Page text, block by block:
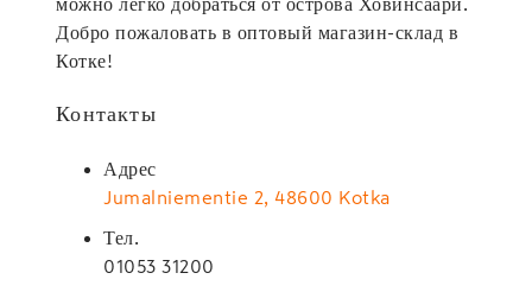
можно легко добраться от острова Ховинсаари.
Добро пожаловать в оптовый магазин-склад в
Котке!
Контакты
Адрес
Jumalniementie 2, 48600 Kotka
Тел.
01053 31200